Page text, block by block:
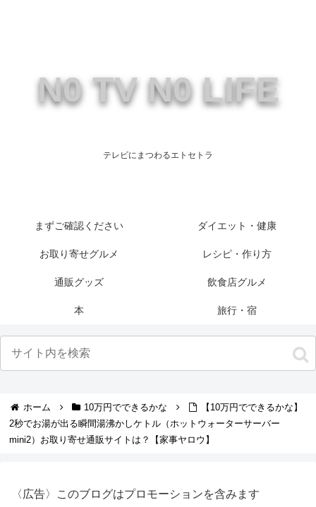
N0 TV N0 LIFE
テレビにまつわるエトセトラ
まずご確認ください ダイエット・健康
お取り寄せグルメ レシピ・作り方
通販グッズ 飲食店グルメ
本 旅行・宿
ホーム 10万円でできるかな
【10万円でできるかな】
2秒でお湯が出る瞬間湯沸かしケトル（ホットウォーターサーバー
mini2）お取り寄せ通販サイトは？【家事ヤロウ】
〈広告〉このブログはプロモーションを含みます